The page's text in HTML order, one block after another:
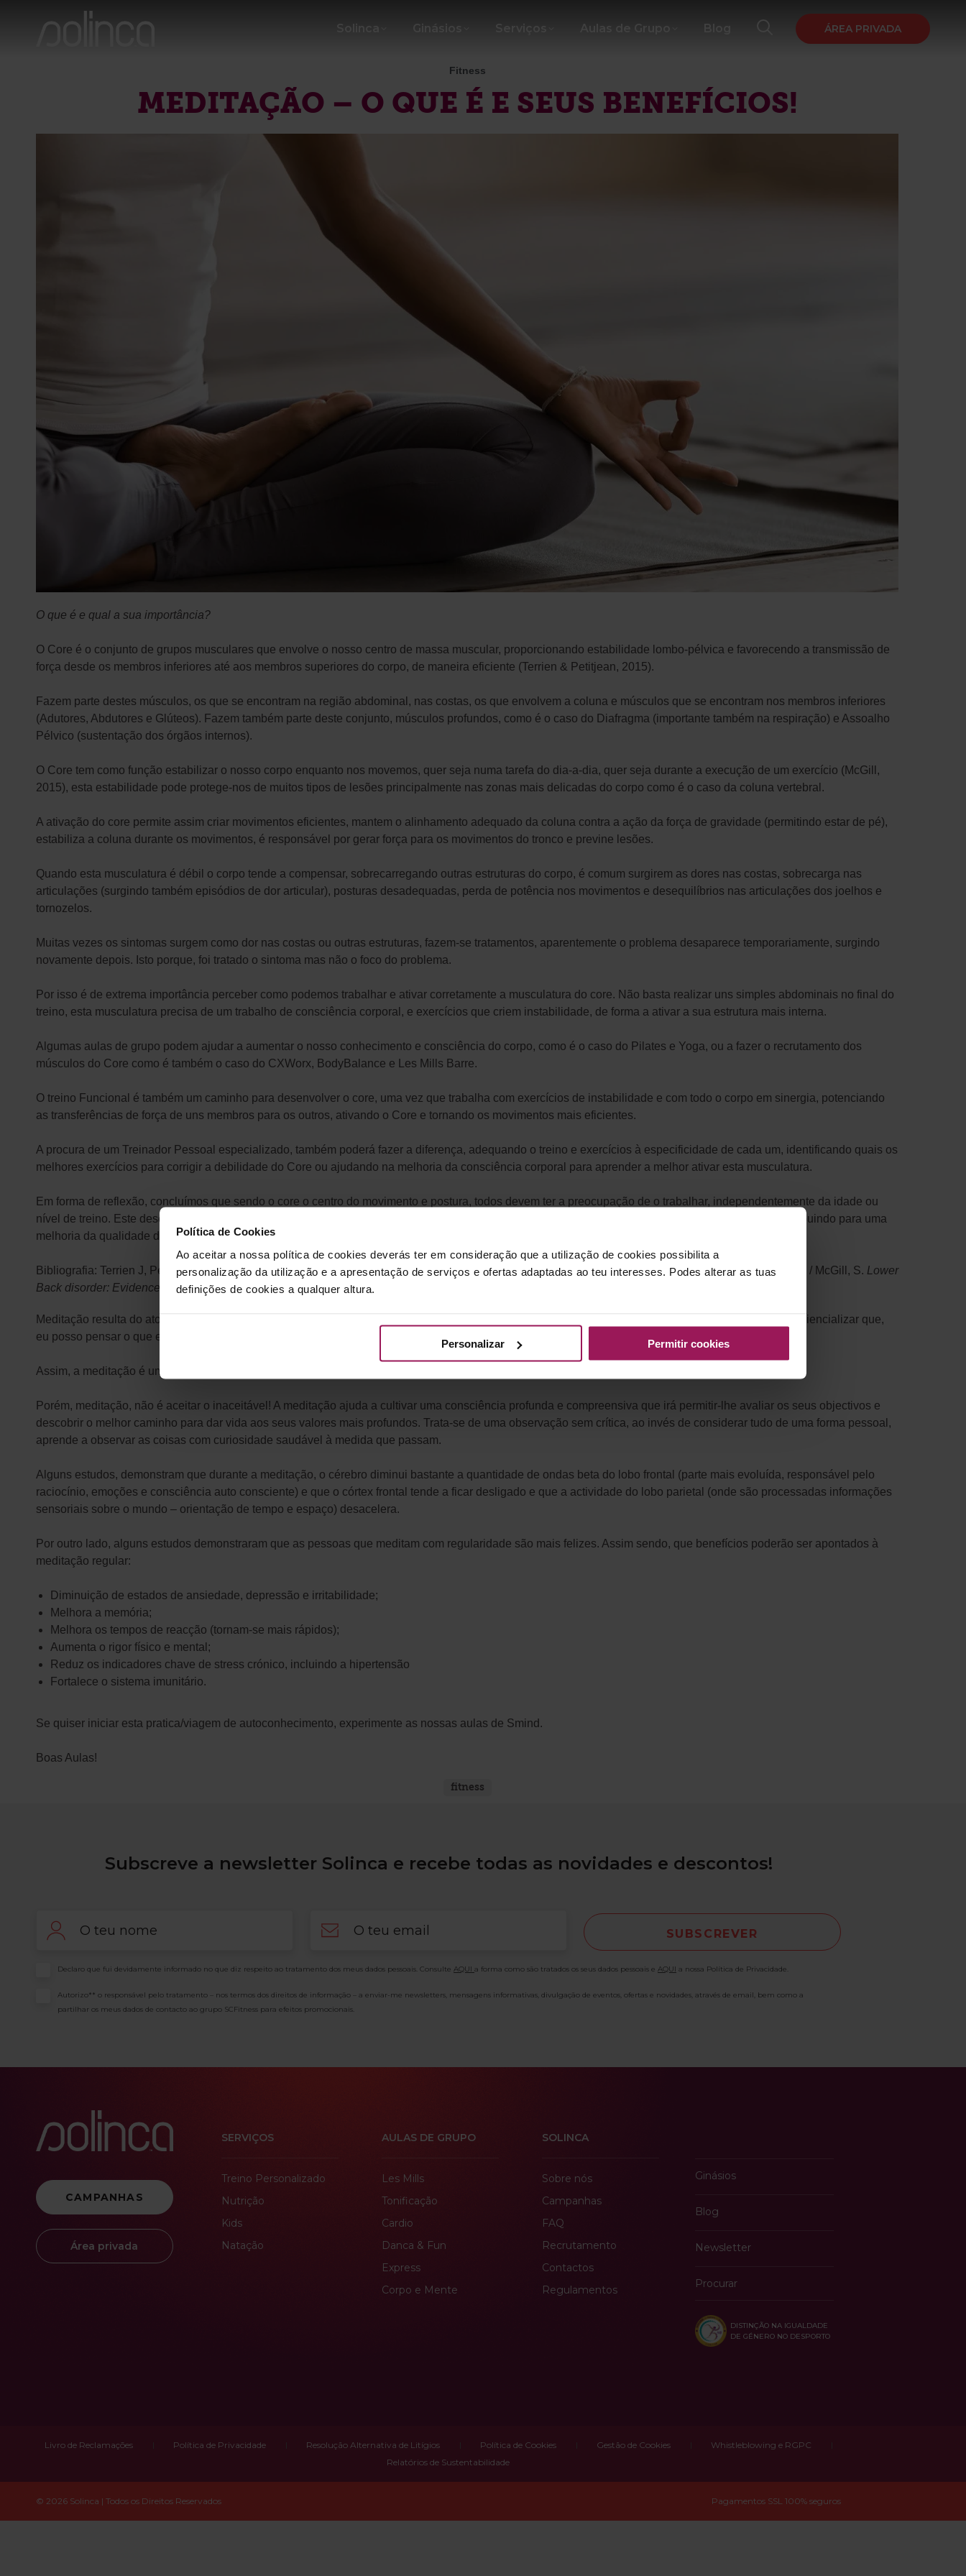
Política de Cookies
Ao aceitar a nossa política de cookies deverás ter em consideração que a utilização de cookies possibilita a
personalização da utilização e a apresentação de serviços e ofertas adaptadas ao teu interesses. Podes alterar as tuas
definições de cookies a qualquer altura.
Personalizar Permitir cookies
ÁREA PRIVADA
Fitness
MEDITAÇÃO – O QUE É E SEUS BENEFÍCIOS!
O que é e qual a sua importância?
O Core é o conjunto de grupos musculares que envolve o nosso centro de massa muscular, proporcionando estabilidade lombo-pélvica e favorecendo a transmissão de
força desde os membros inferiores até aos membros superiores do corpo, de maneira eficiente (Terrien & Petitjean, 2015).
Fazem parte destes músculos, os que se encontram na região abdominal, nas costas, os que envolvem a coluna e músculos que se encontram nos membros inferiores
(Adutores, Abdutores e Glúteos). Fazem também parte deste conjunto, músculos profundos, como é o caso do Diafragma (importante também na respiração) e Assoalho
Pélvico (sustentação dos órgãos internos).
O Core tem como função estabilizar o nosso corpo enquanto nos movemos, quer seja numa tarefa do dia-a-dia, quer seja durante a execução de um exercício (McGill,
2015), esta estabilidade pode protege-nos de muitos tipos de lesões principalmente nas zonas mais delicadas do corpo como é o caso da coluna vertebral.
A ativação do core permite assim criar movimentos eficientes, mantem o alinhamento adequado da coluna contra a ação da força de gravidade (permitindo estar de pé),
estabiliza a coluna durante os movimentos, é responsável por gerar força para os movimentos do tronco e previne lesões.
Quando esta musculatura é débil o corpo tende a compensar, sobrecarregando outras estruturas do corpo, é comum surgirem as dores nas costas, sobrecarga nas
articulações (surgindo também episódios de dor articular), posturas desadequadas, perda de potência nos movimentos e desequilíbrios nas articulações dos joelhos e
tornozelos.
Muitas vezes os sintomas surgem como dor nas costas ou outras estruturas, fazem-se tratamentos, aparentemente o problema desaparece temporariamente, surgindo
novamente depois. Isto porque, foi tratado o sintoma mas não o foco do problema.
Por isso é de extrema importância perceber como podemos trabalhar e ativar corretamente a musculatura do core. Não basta realizar uns simples abdominais no final do
treino, esta musculatura precisa de um trabalho de consciência corporal, e exercícios que criem instabilidade, de forma a ativar a sua estrutura mais interna.
Algumas aulas de grupo podem ajudar a aumentar o nosso conhecimento e consciência do corpo, como é o caso do Pilates e Yoga, ou a fazer o recrutamento dos
músculos do Core como é também o caso do CXWorx, BodyBalance e Les Mills Barre.
O treino Funcional é também um caminho para desenvolver o core, uma vez que trabalha com exercícios de instabilidade e com todo o corpo em sinergia, potenciando
as transferências de força de uns membros para os outros, ativando o Core e tornando os movimentos mais eficientes.
A procura de um Treinador Pessoal especializado, também poderá fazer a diferença, adequando o treino e exercícios à especificidade de cada um, identificando quais os
melhores exercícios para corrigir a debilidade do Core ou ajudando na melhoria da consciência corporal para aprender a melhor ativar esta musculatura.
Em forma de reflexão, concluímos que sendo o core o centro do movimento e postura, todos devem ter a preocupação de o trabalhar, independentemente da idade ou
nível de treino. Este desenvolvimento positivo do core terá repercussões tanto na eficiência durante um treino como em movimentos do dia-a-dia contribuindo para uma
melhoria da qualidade de vida.
Bibliografia: Terrien J, Petitjean M. Postural- and respiratory-related activities of abdominal muscles during post-exercise hyperventilation.PubMed 2015 / McGill, S. Lower
Back disorder: Evidence-based Prevention and Rehabilitation.Universety of Waterloo, Canada. 2015
Meditação resulta do ato de meditar, isto é, pensar, reflectir, projectar, um olhar para dentro, um estado de consciência expandida. Na verdade um consciencializar que,
eu posso pensar o que eu quiser mas, que sou responsável por aquilo que penso.
Assim, a meditação é um ato consciente de estar consigo no momento presente. Um meio de despertar a consciência.
Porém, meditação, não é aceitar o inaceitável! A meditação ajuda a cultivar uma consciência profunda e compreensiva que irá permitir-lhe avaliar os seus objectivos e
descobrir o melhor caminho para dar vida aos seus valores mais profundos. Trata-se de uma observação sem crítica, ao invés de considerar tudo de uma forma pessoal,
aprende a observar as coisas com curiosidade saudável à medida que passam.
Alguns estudos, demonstram que durante a meditação, o cérebro diminui bastante a quantidade de ondas beta do lobo frontal (parte mais evoluída, responsável pelo
raciocínio, emoções e consciência auto consciente) e que o córtex frontal tende a ficar desligado e que a actividade do lobo parietal (onde são processadas informações
sensoriais sobre o mundo – orientação de tempo e espaço) desacelera.
Por outro lado, alguns estudos demonstraram que as pessoas que meditam com regularidade são mais felizes. Assim sendo, que benefícios poderão ser apontados à
meditação regular:
Diminuição de estados de ansiedade, depressão e irritabilidade;
Melhora a memória;
Melhora os tempos de reacção (tornam-se mais rápidos);
Aumenta o rigor físico e mental;
Reduz os indicadores chave de stress crónico, incluindo a hipertensão
Fortalece o sistema imunitário.
Se quiser iniciar esta pratica/viagem de autoconhecimento, experimente as nossas aulas de Smind.
Boas Aulas!
fitness
Subscreve a newsletter Solinca e recebe todas as novidades e descontos!
Consentimento
Declaro que fui devidamente informado no que diz respeito ao tratamento dos meus dados pessoais. Consulte AQUI a forma como são tratados os seus dados pessoais e AQUI a nossa Política de Privacidade.
Consentimento
Autorizo** o responsável pelo tratamento – nos termos dos direitos de informação – a enviar-me newsletters, mensagens informativas, divulgação de eventos, ofertas e novidades, através de email, bem como a
partilhar os meus dados de contacto ao grupo SCFitness para efeitos promocionais.
CAMPANHAS
Área privada
SERVIÇOS
Treino Personalizado
Nutrição
Kids
Natação
AULAS DE GRUPO
Les Mills
Tonificação
Cardio
Danca & Fun
Express
Corpo e Mente
SOLINCA
Sobre nós
Campanhas
FAQ
Recrutamento
Contactos
Regulamentos
Ginásios
Blog
Newsletter
Procurar
DISTINÇÃO NA IGUALDADE
DE GÉNERO NO DESPORTO
Livro de Reclamações Política de Privacidade Resolução Alternativa de Litígios Política de Cookies Gestão de Cookies
Whistleblowing e RGPC
Relatórios de Sustentabilidade
© 2026 Solinca | Todos os Direitos Reservados Pagamentos SSL 100% seguros